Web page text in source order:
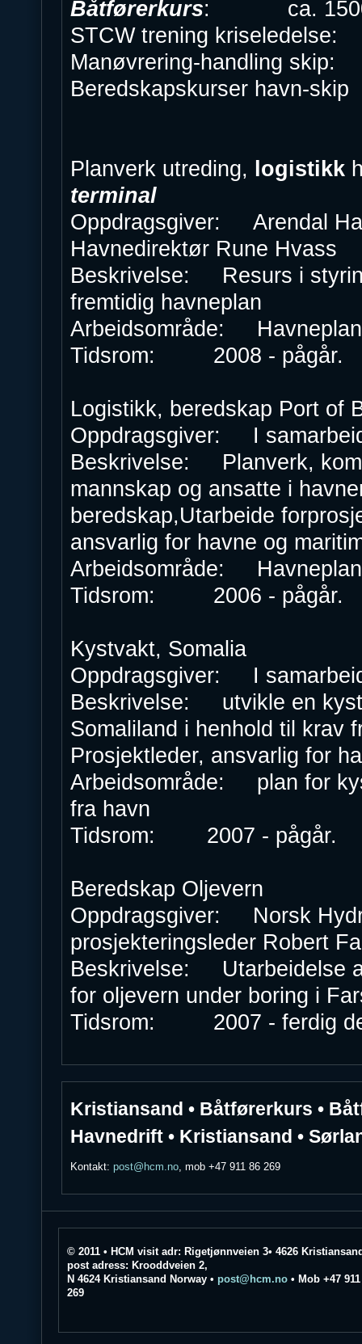
Båtførerkurs: ca. 1500
STCW trening kriseledelse:
Manøvrering-handling skip:
Beredskapskurser havn-
Planverk utreding, logistikk
terminal
Oppdragsgiver: Arendal
Havnedirektør Rune Hvass
Beskrivelse: Resurs i
fremtidig havneplan
Arbeidsområde:
Tidsrom: 2008 - pågår.
Logistikk, beredskap Port of
Oppdragsgiver: I
Beskrivelse: Planverk,
mannskap og ansatte i
beredskap,Utarbeide
ansvarlig for havne og
Arbeidsområde:
Tidsrom: 2006 - pågår.
Kystvakt, Somalia
Oppdragsgiver: I
Beskrivelse: utvikle en
Somaliland i henhold til krav
Prosjektleder, ansvarlig for
Arbeidsområde: plan for
fra havn
Tidsrom: 2007 - pågår.
Beredskap Oljevern
Oppdragsgiver: Norsk
prosjekteringsleder Robert
Beskrivelse: Utarbeidelse
for oljevern under boring i
Tidsrom: 2007 - ferdig
Kristiansand • Båtførerkurs •
Havnedrift • Kristiansand •
Kontakt: post@hcm.no, mob +47 911 86 269
© 2011 • HCM visit adr: Rigetjønnveien 3• 4626
post adress: Krooddveien 2,
N 4624 Kristiansand Norway • post@hcm.no• Mob +47 911
269